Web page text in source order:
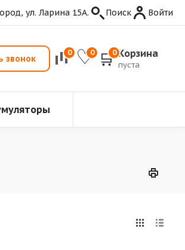
ул. Ларина 15А. Поиск Войти
звонок
0 0 0 Корзина
пуста